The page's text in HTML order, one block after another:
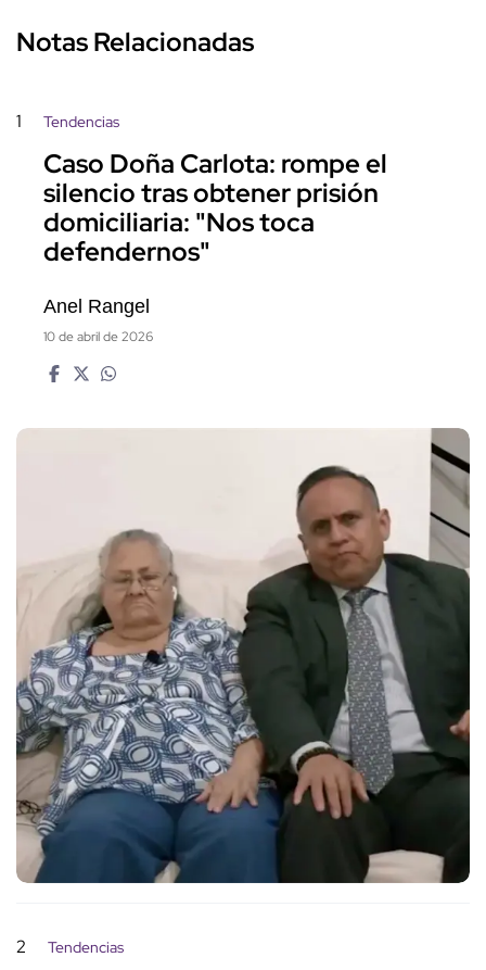
Notas Relacionadas
1 Tendencias
Caso Doña Carlota: rompe el
silencio tras obtener prisión
domiciliaria: "Nos toca
defendernos"
Anel Rangel
10 de abril de 2026
2 Tendencias